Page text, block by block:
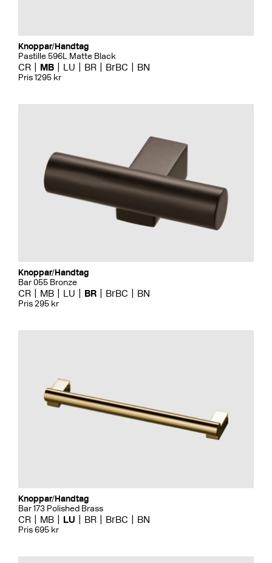
Knoppar/Handtag
Pastille 596L Matte Black
CR MB LU BR BrBC BN
Pris 1295 kr
Knoppar/Handtag
Bar 055 Bronze
CR MB LU BR BrBC BN
Pris 295 kr
Knoppar/Handtag
Bar 173 Polished Brass
CR MB LU BR BrBC BN
Pris 695 kr